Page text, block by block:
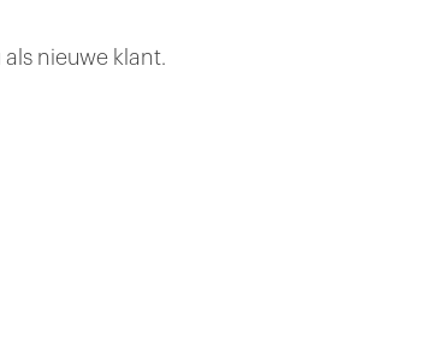
nieuwe klant.